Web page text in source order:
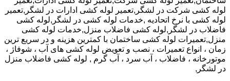
لوله کشی شرکت در لشگر,تعمیر لوله کشی ادارات در لشگر,تعمیر
لوله کشی با نرخ اتحادیه ,خدمات لوله کشی در لشگر,لوله کشی
فاضلاب در لشگر,لوله کشی فاضلاب منزل,خدمات لوله کشی
منزل,تعمیرات لوله کشی ساختمان با کمترین هزینه و در سریع ترین
زمان ، انواع تعمیرات ، نصب و تعویض لوله کشی های آب ، شوفاژ ،
موتورخانه ، فاضلاب ، آب سرد ، آب گرم , لوله کشی فاضلاب منزل
در لشگر,